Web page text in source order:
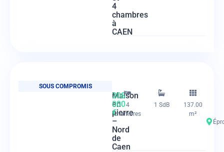
4
chambres
à
CAEN
SOUS COMPROMIS
Maison
en
pierre
–
Nord
de
Caen
308
000
€
4
chambres
1 SdB
137.00
m²